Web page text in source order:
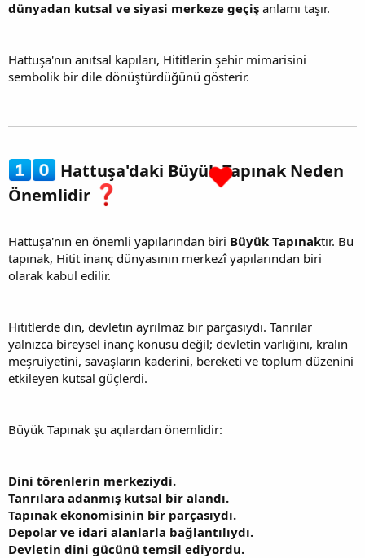
dünyadan kutsal ve siyasi merkeze geçiş anlamı taşır.
Hattuşa'nın anıtsal kapıları, Hititlerin şehir mimarisini
sembolik bir dile dönüştürdüğünü gösterir.
Hattuşa'daki Büyük Tapınak Neden
Önemlidir
Hattuşa'nın en önemli yapılarından biri Büyük Tapınaktır. Bu
tapınak, Hitit inanç dünyasının merkezî yapılarından biri
olarak kabul edilir.
Hititlerde din, devletin ayrılmaz bir parçasıydı. Tanrılar
yalnızca bireysel inanç konusu değil; devletin varlığını, kralın
meşruiyetini, savaşların kaderini, bereketi ve toplum düzenini
etkileyen kutsal güçlerdi.
Büyük Tapınak şu açılardan önemlidir:
Dini törenlerin merkeziydi.
Tanrılara adanmış kutsal bir alandı.
Tapınak ekonomisinin bir parçasıydı.
Depolar ve idari alanlarla bağlantılıydı.
Devletin dini gücünü temsil ediyordu.